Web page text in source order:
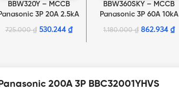
VÀO GIỎ HÀNG
BBW320Y – MCCB
3P 20A 2.5kA
220VAC
725.000₫ 530.244 ₫
THÊM VÀO GIỎ HÀNG
BBW360SKY – MCCB
Panasonic 3P 60A 10kA
220VAC
1.180.000₫ 862.934 ₫
200A 3P BBC32001YHVS